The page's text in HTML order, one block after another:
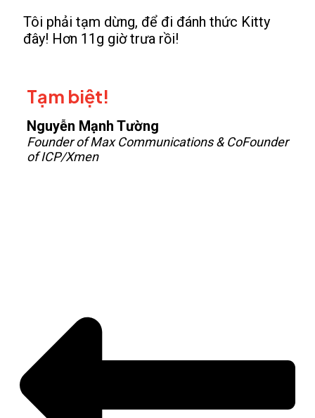
Tôi phải tạm dừng, để đi đánh thức Kitty
đây! Hơn 11g giờ trưa rồi!
Tạm biệt!
Nguyễn Mạnh Tường
Founder of Max Communications & CoFounder
of ICP/Xmen